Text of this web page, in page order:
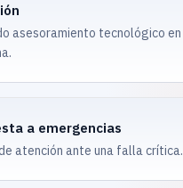
asesoramiento tecnológico en
a emergencias
atención ante una falla crítica.